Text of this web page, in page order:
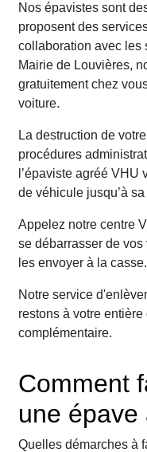
Nos épavistes sont
proposent des
collaboration avec les
Mairie de Louvières,
gratuitement chez
voiture.
La destruction de
procédures
l’épaviste agréé
de véhicule jusqu’à
Appelez notre centre
se débarrasser de
les envoyer à la casse.
Notre service
restons à votre
complémentaire.
Comment
une épave
Quelles démarches à